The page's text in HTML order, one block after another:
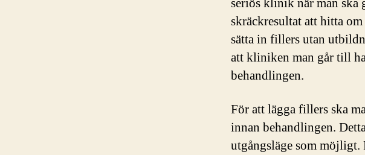
seriös klinik när man ska
skräckresultat att hitta
sätta in fillers utan
att kliniken man går till
behandlingen.
För att lägga fillers ska
innan behandlingen.
utgångsläge som